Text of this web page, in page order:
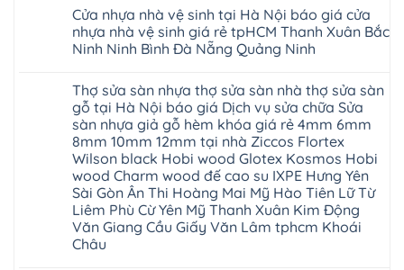
Kỳ
Đan
Phượng
Gia
Ninh
Thanh
Miện
Nghệ
An
Thanh
Hà
Ninh
Bình
Thái
Bình
Thanh
Hóa
Quỳnh
Phụ
Bắc
Ninh
Tuyên
Quang
Hải
Phòng
sang
trọng
4mm
giá
bao
nhiêu
Sàn
Glotex
có
tốt
không
sàn
nhựa
glotex
của
nước
nào
Hà
Nội
Thanh
bình
luận
ở
Cửa
ngủ
tại
Hà
Nội
cửa
composite
báo
giá
rẻ
Bắc
Ninh
Thanh
Xuân
Tây
Hồ
Cửa nhựa nhà vệ sinh tại Hà Nội báo giá cửa
nhựa nhà vệ sinh giá rẻ tpHCM Thanh Xuân Bắc
Ninh Ninh Bình Đà Nẵng Quảng Ninh
bình
luận
ở
Cửa
nhựa
nhà
vệ
sinh
tại
Hà
Nội
báo
giá
cửa
nhựa
Thợ sửa sàn nhựa thợ sửa sàn nhà thợ sửa sàn
gỗ tại Hà Nội báo giá Dịch vụ sửa chữa Sửa
sàn nhựa giả gỗ hèm khóa giá rẻ 4mm 6mm
8mm 10mm 12mm tại nhà Ziccos Flortex
Wilson black Hobi wood Glotex Kosmos Hobi
wood Charm wood đế cao su IXPE Hưng Yên
Sài Gòn Ân Thi Hoàng Mai Mỹ Hào Tiên Lữ Từ
Liêm Phù Cừ Yên Mỹ Thanh Xuân Kim Động
Văn Giang Cầu Giấy Văn Lâm tphcm Khoái
Châu